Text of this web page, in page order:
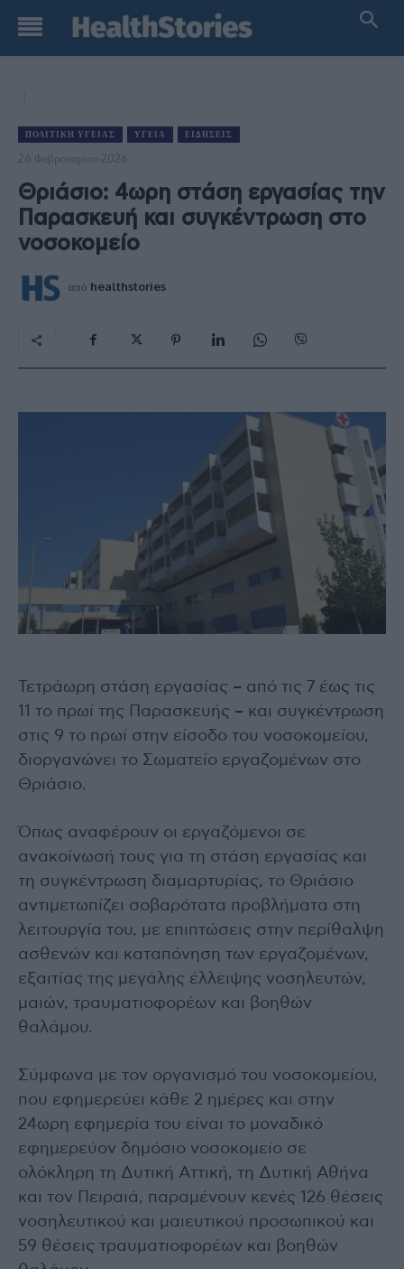
ΠΟΛΙΤΙΚΉ ΥΓΕΊΑΣ ΥΓΕΊΑ ΕΙΔΉΣΕΙΣ
26 Φεβρουαρίου 2026
Θριάσιο: 4ωρη στάση εργασίας την
Παρασκευή και συγκέντρωση στο
νοσοκομείο
από healthstories
Τετράωρη στάση εργασίας – από τις 7 έως τις
11 το πρωί της Παρασκευής – και συγκέντρωση
στις 9 το πρωί στην είσοδο του νοσοκομείου,
διοργανώνει το Σωματείο εργαζομένων στο
Θριάσιο.
Όπως αναφέρουν οι εργαζόμενοι σε
ανακοίνωσή τους για τη στάση εργασίας και
τη συγκέντρωση διαμαρτυρίας, το Θριάσιο
αντιμετωπίζει σοβαρότατα προβλήματα στη
λειτουργία του, με επιπτώσεις στην περίθαλψη
ασθενών και καταπόνηση των εργαζομένων,
εξαιτίας της μεγάλης έλλειψης νοσηλευτών,
μαιών, τραυματιοφορέων και βοηθών
θαλάμου.
Σύμφωνα με τον οργανισμό του νοσοκομείου,
που εφημερεύει κάθε 2 ημέρες και στην
24ωρη εφημερία του είναι το μοναδικό
εφημερεύον δημόσιο νοσοκομείο σε
ολόκληρη τη Δυτική Αττική, τη Δυτική Αθήνα
και τον Πειραιά, παραμένουν κενές 126 θέσεις
νοσηλευτικού και μαιευτικού προσωπικού και
59 θέσεις τραυματιοφορέων και βοηθών